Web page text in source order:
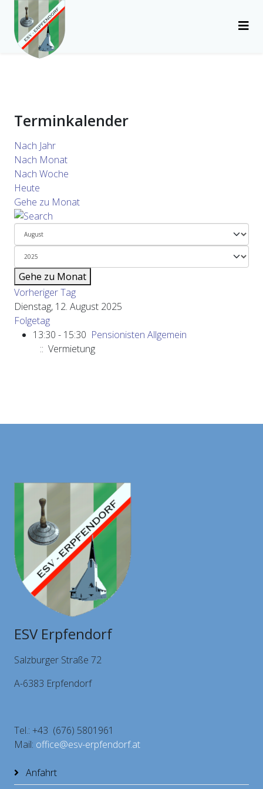
Terminkalender
Nach Jahr
Nach Monat
Nach Woche
Heute
Gehe zu Monat
Gehe zu Monat
Vorheriger Tag
Dienstag, 12. August 2025
Folgetag
13:30 - 15:30 Pensionisten Allgemein
:: Vermietung
ESV Erpfendorf
Salzburger Straße 72
A-6383 Erpfendorf
Tel.: +43 (676) 5801961
Mail: office@esv-erpfendorf.at
Anfahrt